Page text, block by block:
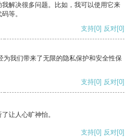
解决很多问题。比如，我可以使用它来
等。
支持[0] 反对[0]
为我们带来了无限的隐私保护和安全性保
支持[0] 反对[0]
让人心旷神怡。
支持[0] 反对[0]